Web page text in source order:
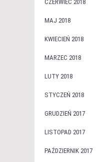
CZERWIEC 2018
MAJ 2018
KWIECIEŃ 2018
MARZEC 2018
LUTY 2018
STYCZEŃ 2018
GRUDZIEŃ 2017
LISTOPAD 2017
PAŹDZIERNIK 2017